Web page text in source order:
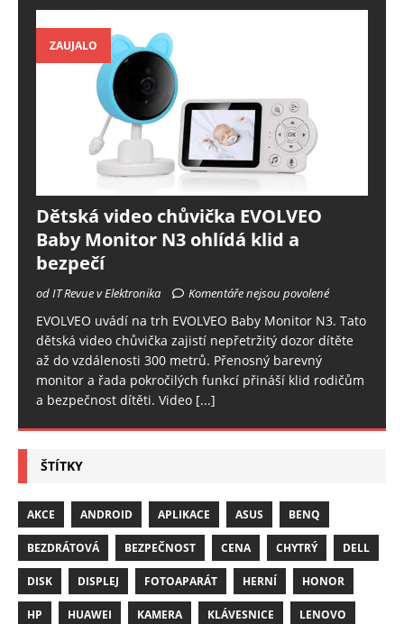
ZAUJALO
Dětská video chůvička EVOLVEO
Baby Monitor N3 ohlídá klid a
bezpečí
od IT Revue v Elektronika Komentáře nejsou povolené
EVOLVEO uvádí na trh EVOLVEO Baby Monitor N3. Tato
dětská video chůvička zajistí nepřetržitý dozor dítěte
až do vzdálenosti 300 metrů. Přenosný barevný
monitor a řada pokročilých funkcí přináší klid rodičům
a bezpečnost dítěti. Video [...]
ŠTÍTKY
AKCE ANDROID APLIKACE ASUS BENQ
BEZDRÁTOVÁ BEZPEČNOST CENA CHYTRÝ DELL
DISK DISPLEJ FOTOAPARÁT HERNÍ HONOR
HP HUAWEI KAMERA KLÁVESNICE LENOVO